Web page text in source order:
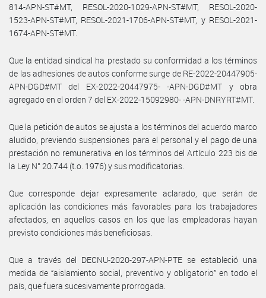
814-APN-ST#MT, RESOL-2020-1029-APN-ST#MT, RESOL-2020-
1523-APN-ST#MT, RESOL-2021-1706-APN-ST#MT, y RESOL-2021-
1674-APN-ST#MT.
Que la entidad sindical ha prestado su conformidad a los términos
de las adhesiones de autos conforme surge de RE-2022-20447905-
APN-DGD#MT del EX-2022-20447975- -APN-DGD#MT y obra
agregado en el orden 7 del EX-2022-15092980- -APN-DNRYRT#MT.
Que la petición de autos se ajusta a los términos del acuerdo marco
aludido, previendo suspensiones para el personal y el pago de una
prestación no remunerativa en los términos del Artículo 223 bis de
la Ley N° 20.744 (t.o. 1976) y sus modificatorias.
Que corresponde dejar expresamente aclarado, que serán de
aplicación las condiciones más favorables para los trabajadores
afectados, en aquellos casos en los que las empleadoras hayan
previsto condiciones más beneficiosas.
Que a través del DECNU-2020-297-APN-PTE se estableció una
medida de “aislamiento social, preventivo y obligatorio” en todo el
país, que fuera sucesivamente prorrogada.